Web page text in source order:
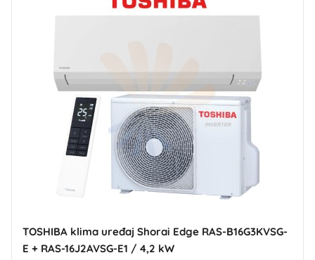
TOSHIBA klima uređaj Shorai Edge RAS-B16G3KVSG-
E + RAS-16J2AVSG-E1 / 4,2 kW